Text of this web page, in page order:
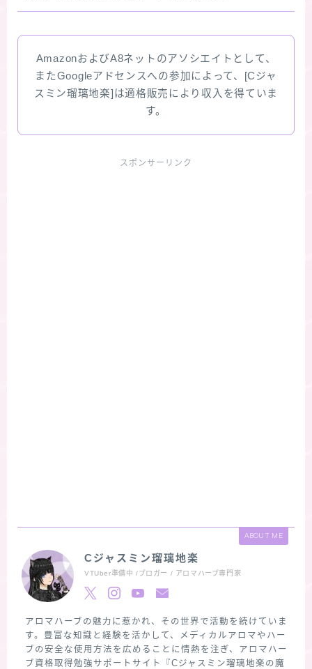
AmazonおよびA8ネットのアソシエイトとして、
またGoogleアドセンスへの参加によって、[Cジャ
スミン瑠璃地楽]は適格販売により収入を得ていま
す。
スポンサーリンク
ABOUT ME
Cジャスミン瑠璃地楽
VTUber準備中 /ブロガー / アロマハーブ専門家
アロマハーブの魅力に惹かれ、その世界で活動を続けていま
す。豊富な知識と経験を活かして、メディカルアロマやハー
ブの安全な使用方法を広めることに情熱を注ぎ、アロマハー
ブ資格取得勉強サポートサイト『Cジャスミン瑠璃地楽の魔